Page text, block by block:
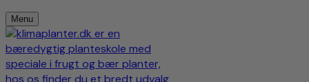
Menu